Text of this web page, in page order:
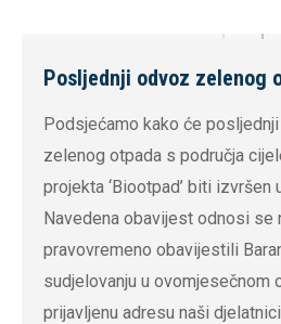
Posljednji odvoz zelenog
Podsjećamo kako će
zelenog otpada s područja
projekta ‘Biootpad’ biti izvršen
Navedena obavijest odnosi se
pravovremeno obavijestili
sudjelovanju u ovomjesečnom
prijavljenu adresu naši